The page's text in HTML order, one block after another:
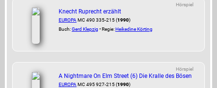
Hörspiel
Knecht Ruprecht erzählt
EUROPA MC 490 335-215 (1990)
Buch:Gerd Klepzig • Regie:Heikedine Körting
Hörspiel
A Nightmare On Elm Street (6) Die Kralle des Bösen
EUROPA MC 495 927-215 (1990)